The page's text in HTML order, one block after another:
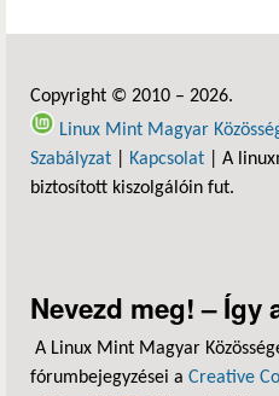
Copyright © 2010 – 2026.
Linux Mint Magyar
Szabályzat
Kapcsolat | A
biztosított kiszolgálóin fut.
Nevezd meg! – Így
A Linux Mint Magyar
fórumbejegyzései a Creative